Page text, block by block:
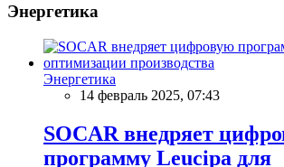
Энергетика
Энергетика
14 февраль 2025, 07:43
SOCAR внедряет
программу Leucipa для